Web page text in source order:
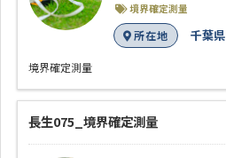
境界確定測量
所在地 千葉県
境界確定測量
長生075_境界確定測量